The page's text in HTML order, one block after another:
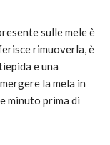
sulle mele è
rimuoverla, è
e una
la mela in
minuto prima di